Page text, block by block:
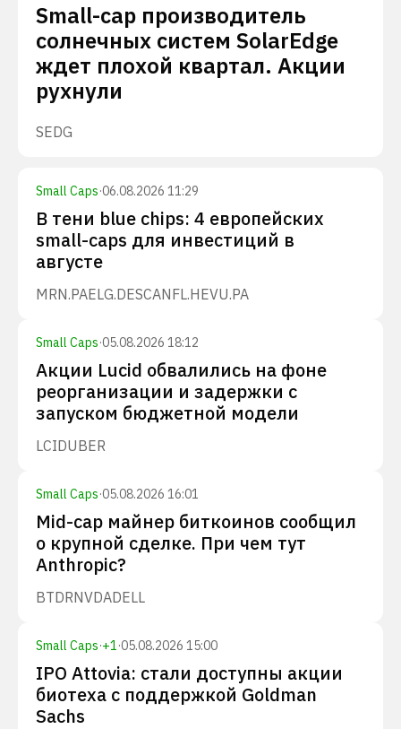
Small-cap производитель
солнечных систем SolarEdge
ждет плохой квартал. Акции
рухнули
SEDG
Small Caps·06.08.2026 11:29
В тени blue chips: 4 европейских
small-caps для инвестиций в
августе
MRN.PAELG.DESCANFL.HEVU.PA
Small Caps·05.08.2026 18:12
Акции Lucid обвалились на фоне
реорганизации и задержки с
запуском бюджетной модели
LCIDUBER
Small Caps·05.08.2026 16:01
Mid-cap майнер биткоинов сообщил
о крупной сделке. При чем тут
Anthropic?
BTDRNVDADELL
Small Caps·+1·05.08.2026 15:00
IPO Attovia: стали доступны акции
биотеха с поддержкой Goldman
Sachs